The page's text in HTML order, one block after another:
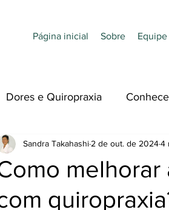
Página inicial Sobre Equipe
Dores e Quiropraxia
dúvidas e curiosidades
Sandra Takahashi 2 de out. de 20244